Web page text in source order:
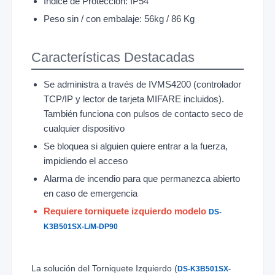
Peso sin / con embalaje: 56kg / 86 Kg
Características Destacadas
Se administra a través de IVMS4200 (controlador
TCP/IP y lector de tarjeta MIFARE incluidos).
También funciona con pulsos de contacto seco de
cualquier dispositivo
Se bloquea si alguien quiere entrar a la fuerza,
impidiendo el acceso
Alarma de incendio para que permanezca abierto
en caso de emergencia
Requiere torniquete izquierdo modelo DS-
K3B501SX-L/M-DP90
La solución del Torniquete Izquierdo (DS-K3B501SX-